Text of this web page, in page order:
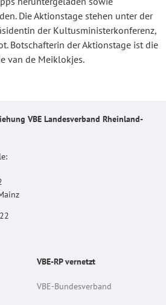
Die Aktionstage stehen unter der
der Kultusministerkonferenz,
Botschafterin der Aktionstage ist die
van de Meiklokjes.
VBE Landesverband Rheinland-
VBE-RP vernetzt
VBE-Bundesverband